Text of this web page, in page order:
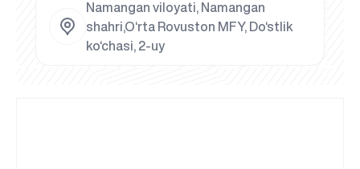
Namangan viloyati, Namangan
shahri,O‘rta Rovuston MFY, Do‘stlik
ko‘chasi, 2-uy